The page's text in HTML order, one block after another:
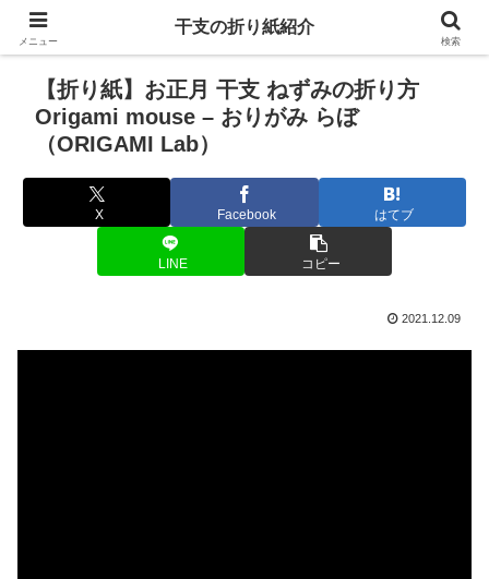
【折り紙】お正月 干支 ねずみの折り方
Origami mouse – おりがみ らぼ
（ORIGAMI Lab）
X Facebook はてブ
LINE コピー
2021.12.09
メニュー
干支の折り紙紹介
検索